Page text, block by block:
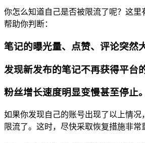
你怎么知道自己是否被限流了呢？这里
帮助你判断：
笔记的曝光量、点赞、评论突然
发现新发布的笔记不再获得平台
粉丝增长速度明显变慢甚至停止。
如果你发现自己的账号出现了以上情况
限流了。这时，尽快采取恢复措施非常